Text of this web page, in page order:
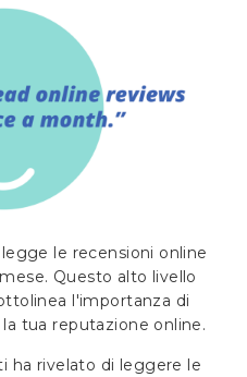
le recensioni online
Questo alto livello
l'importanza di
tua reputazione online.
ha rivelato di leggere le